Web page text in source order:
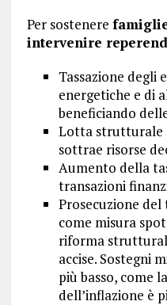
Per sostenere
intervenire
Tassazione
energetiche e di
beneficiando
Lotta strutturale
sottrae risorse
Aumento della
transazioni
Prosecuzione
come misura
riforma
accise. Sostegni
più basso, come
dell’inflazione è